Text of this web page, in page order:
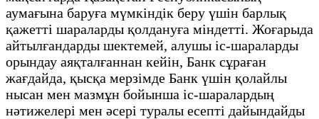
аумағына баруға мүмкіндік беру үшін барлық
қажетті шараларды қолдануға міндетті. Жоғарыда
айтылғандарды шектемей, алушы іс-шараларды
орындау аяқталғаннан кейін, Банк сұраған
жағдайда, қысқа мерзімде Банк үшін қолайлы
нысан мен мазмұн бойынша іс-шаралардың
нәтижелері мен әсері туралы есепті дайындайды